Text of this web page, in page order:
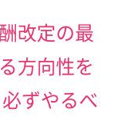
改定の最
方向性を
ずやるべ